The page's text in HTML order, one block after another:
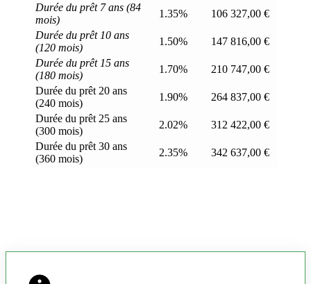
Durée du prêt 7 ans (84
mois)
1.35%
106 327,00 €
Durée du prêt 10 ans
(120 mois)
1.50%
147 816,00 €
Durée du prêt 15 ans
(180 mois)
1.70%
210 747,00 €
Durée du prêt 20 ans
(240 mois)
1.90%
264 837,00 €
Durée du prêt 25 ans
(300 mois)
2.02%
312 422,00 €
Durée du prêt 30 ans
(360 mois)
2.35% 342 637,00 €